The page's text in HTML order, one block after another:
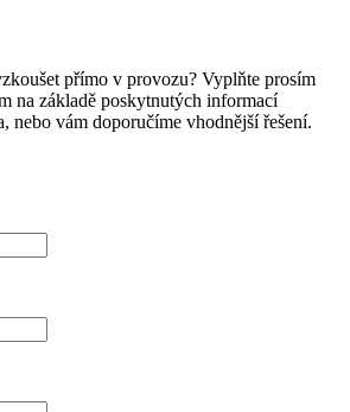
přímo v provozu? Vyplňte prosím
na základě poskytnutých informací
nebo vám doporučíme vhodnější řešení.